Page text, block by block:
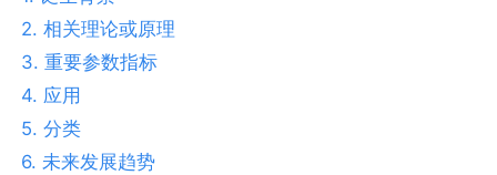
2. 相关理论或原理
3. 重要参数指标
4. 应用
5. 分类
6. 未来发展趋势